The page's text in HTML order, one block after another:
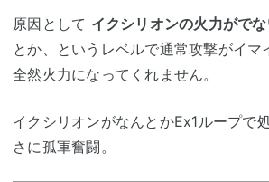
原因として イクシリオンの火力がで
とか、というレベルで通常攻撃がイマ
全然火力になってくれません。
イクシリオンがなんとかEx1ループで
さに孤軍奮闘。